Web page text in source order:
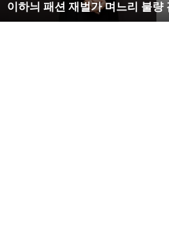
벽
한
복수해라 김사랑, 완벽한 S라인